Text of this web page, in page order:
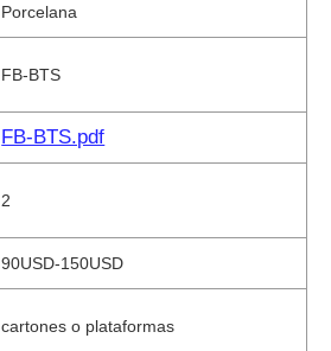
Porcelana
FB-BTS
FB-BTS.pdf
2
90USD-150USD
cartones o plataformas